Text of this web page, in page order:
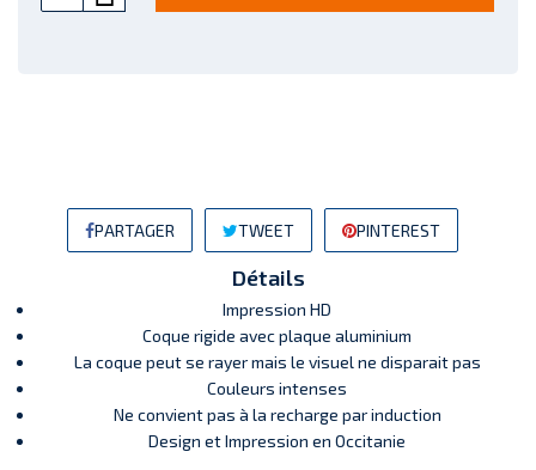
PARTAGER TWEET PINTEREST
Détails
Impression HD
Coque rigide avec plaque aluminium
La coque peut se rayer mais le visuel ne disparait pas
Couleurs intenses
Ne convient pas à la recharge par induction
Design et Impression en Occitanie